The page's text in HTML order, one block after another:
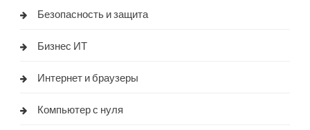
Безопасность и защита
Бизнес ИТ
Интернет и браузеры
Компьютер с нуля